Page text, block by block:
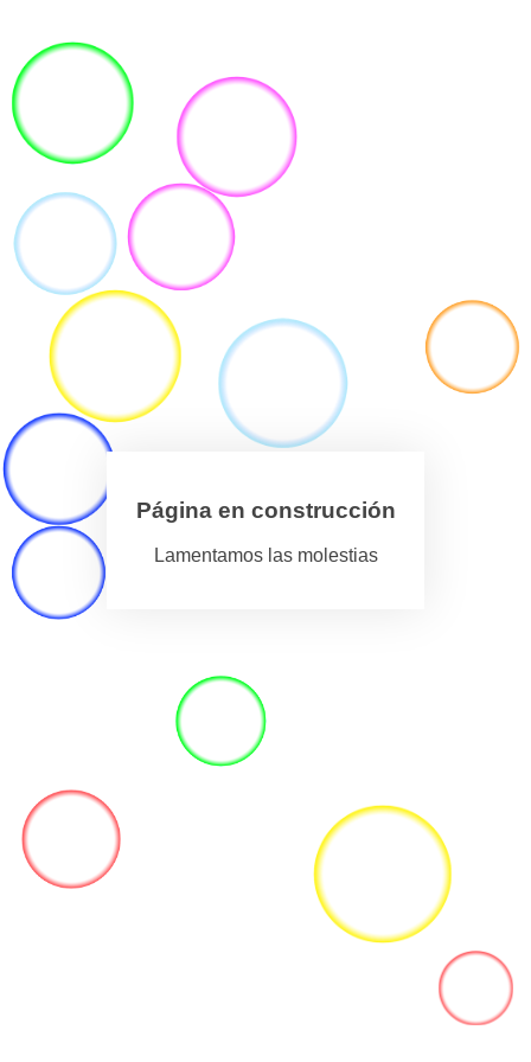
Página en construcción
Lamentamos las molestias